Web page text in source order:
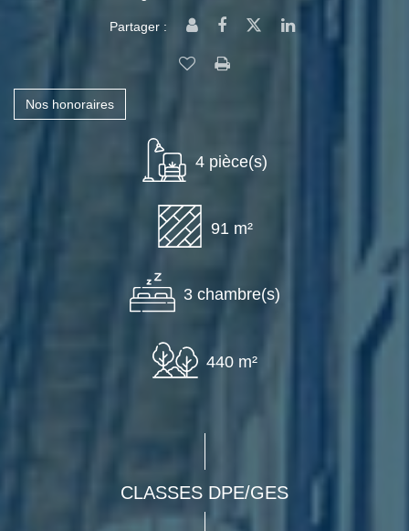
Partager :
Nos honoraires
4 pièce(s)
91 m²
3 chambre(s)
440 m²
CLASSES DPE/GES